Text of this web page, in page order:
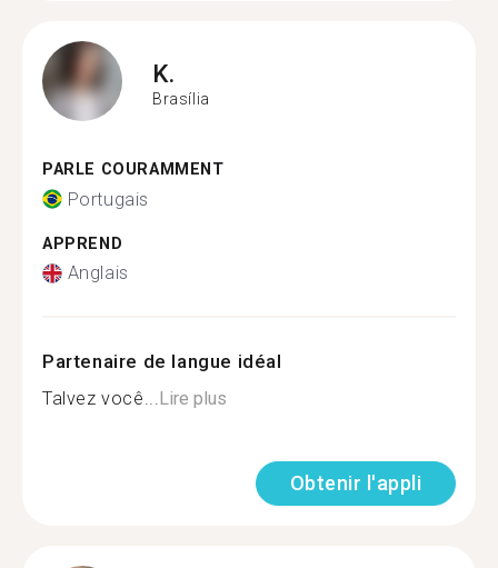
K.
Brasília
PARLE COURAMMENT
Portugais
APPREND
Anglais
Partenaire de langue idéal
Talvez você...Lire plus
Obtenir l'appli